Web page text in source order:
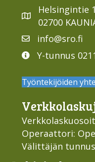
Helsingintie
02700
info@sro.fi
Y-tunnus
Työntekijöiden
Operaattori:
Välittäjän